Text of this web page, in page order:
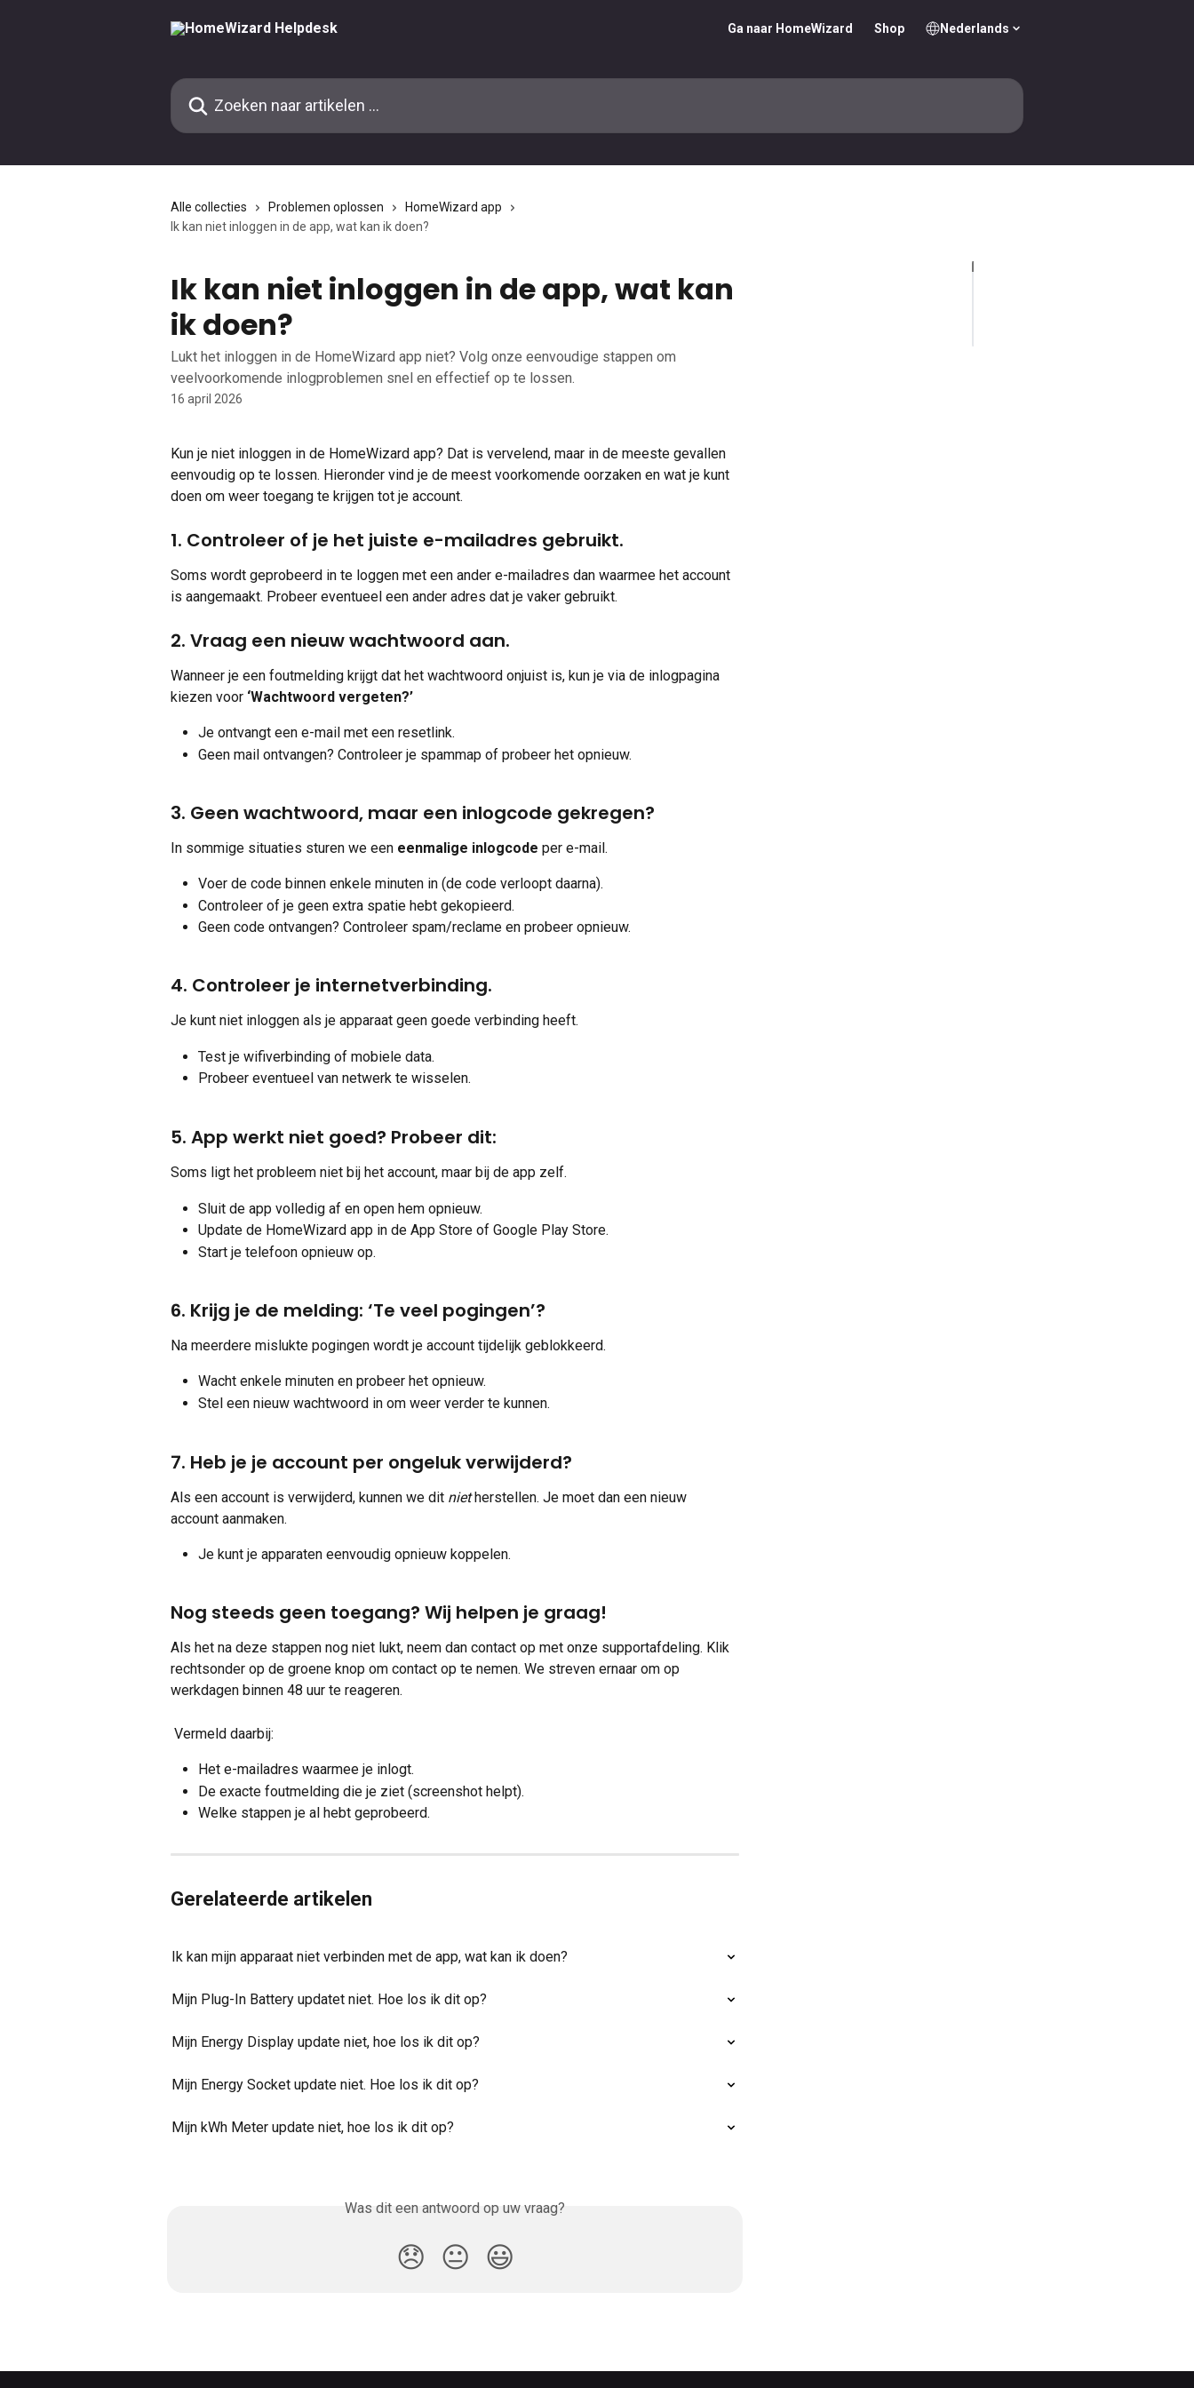
Ga naar HomeWizard Shop Nederlands
Zoeken naar artikelen ...
Alle collecties Problemen oplossen
HomeWizard app
Ik kan niet inloggen in de app, wat kan ik doen?
Ik kan niet inloggen in de app, wat kan
ik doen?
Lukt het inloggen in de HomeWizard app niet? Volg onze eenvoudige stappen om
veelvoorkomende inlogproblemen snel en effectief op te lossen.
16 april 2026
Kun je niet inloggen in de HomeWizard app? Dat is vervelend, maar in de meeste gevallen
eenvoudig op te lossen. Hieronder vind je de meest voorkomende oorzaken en wat je kunt
doen om weer toegang te krijgen tot je account.
1. Controleer of je het juiste e-mailadres gebruikt.
Soms wordt geprobeerd in te loggen met een ander e-mailadres dan waarmee het account
is aangemaakt. Probeer eventueel een ander adres dat je vaker gebruikt.
2. Vraag een nieuw wachtwoord aan.
Wanneer je een foutmelding krijgt dat het wachtwoord onjuist is, kun je via de inlogpagina
kiezen voor ‘Wachtwoord vergeten?’
Je ontvangt een e-mail met een resetlink.
Geen mail ontvangen? Controleer je spammap of probeer het opnieuw.
3. Geen wachtwoord, maar een inlogcode gekregen?
In sommige situaties sturen we een eenmalige inlogcode per e-mail.
Voer de code binnen enkele minuten in (de code verloopt daarna).
Controleer of je geen extra spatie hebt gekopieerd.
Geen code ontvangen? Controleer spam/reclame en probeer opnieuw.
4. Controleer je internetverbinding.
Je kunt niet inloggen als je apparaat geen goede verbinding heeft.
Test je wifiverbinding of mobiele data.
Probeer eventueel van netwerk te wisselen.
5. App werkt niet goed? Probeer dit:
Soms ligt het probleem niet bij het account, maar bij de app zelf.
Sluit de app volledig af en open hem opnieuw.
Update de HomeWizard app in de App Store of Google Play Store.
Start je telefoon opnieuw op.
6. Krijg je de melding: ‘Te veel pogingen’?
Na meerdere mislukte pogingen wordt je account tijdelijk geblokkeerd.
Wacht enkele minuten en probeer het opnieuw.
Stel een nieuw wachtwoord in om weer verder te kunnen.
7. Heb je je account per ongeluk verwijderd?
Als een account is verwijderd, kunnen we dit niet herstellen. Je moet dan een nieuw
account aanmaken.
Je kunt je apparaten eenvoudig opnieuw koppelen.
Nog steeds geen toegang? Wij helpen je graag!
Als het na deze stappen nog niet lukt, neem dan contact op met onze supportafdeling. Klik
rechtsonder op de groene knop om contact op te nemen. We streven ernaar om op
werkdagen binnen 48 uur te reageren.
Vermeld daarbij:
Het e-mailadres waarmee je inlogt.
De exacte foutmelding die je ziet (screenshot helpt).
Welke stappen je al hebt geprobeerd.
Gerelateerde artikelen
Ik kan mijn apparaat niet verbinden met de app, wat kan ik doen?
Mijn Plug-In Battery updatet niet. Hoe los ik dit op?
Mijn Energy Display update niet, hoe los ik dit op?
Mijn Energy Socket update niet. Hoe los ik dit op?
Mijn kWh Meter update niet, hoe los ik dit op?
Was dit een antwoord op uw vraag?
😞 😐 😃